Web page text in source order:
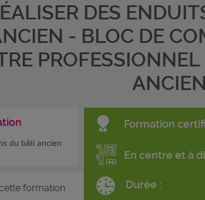
DES
- BLOC DE
ANCIEN
du bâti ancien
formation
Formation
En centre et à
Durée :